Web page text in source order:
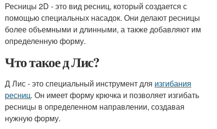
Ресницы 2D - это вид ресниц, который создается с
помощью специальных насадок. Они делают ресницы
более объемными и длинными, а также добавляют им
определенную форму.
Что такое д Лис?
Д Лис - это специальный инструмент для изгибания
ресниц. Он имеет форму крючка и позволяет изгибать
ресницы в определенном направлении, создавая
нужную форму.